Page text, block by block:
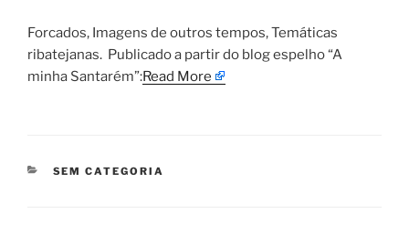
​Forcados, Imagens de outros tempos, Temáticas
ribatejanas. ​Publicado a partir do blog espelho “A
minha Santarém”:Read More
CATEGORIAS
SEM CATEGORIA